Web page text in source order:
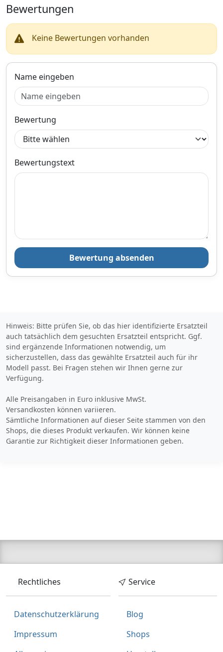
Bewertungen
Keine Bewertungen vorhanden
Name eingeben
Bewertung
Bewertungstext
Bewertung absenden
Hinweis: Bitte prüfen Sie, ob das hier identifizierte Ersatzteil
auch tatsächlich dem gesuchten Ersatzteil entspricht. Ggf.
sind ergänzende Informationen notwendig, um
sicherzustellen, dass das gewählte Ersatzteil auch für ihr
Modell passt. Bei Fragen stehen wir Ihnen gerne zur
Verfügung.
Alle Preisangaben in Euro inklusive MwSt.
Versandkosten können variieren.
Sämtliche Informationen auf dieser Seite stammen von den
Shops, die dieses Produkt verkaufen. Wir können keine
Garantie zur Richtigkeit dieser Informationen geben.
Rechtliches
Datenschutzerklärung
Impressum
Service
Blog
Shops